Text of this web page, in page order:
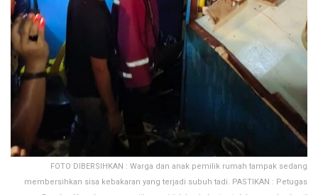
FOTO DIBERSIHKAN : Warga dan anak pemilik rumah tampak sedang
membersihkan sisa kebakaran yang terjadi subuh tadi. PASTIKAN : Petugas